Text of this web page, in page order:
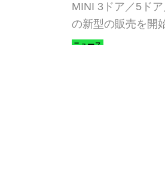
MINI 3ドア／5ド
の新型の販売を開